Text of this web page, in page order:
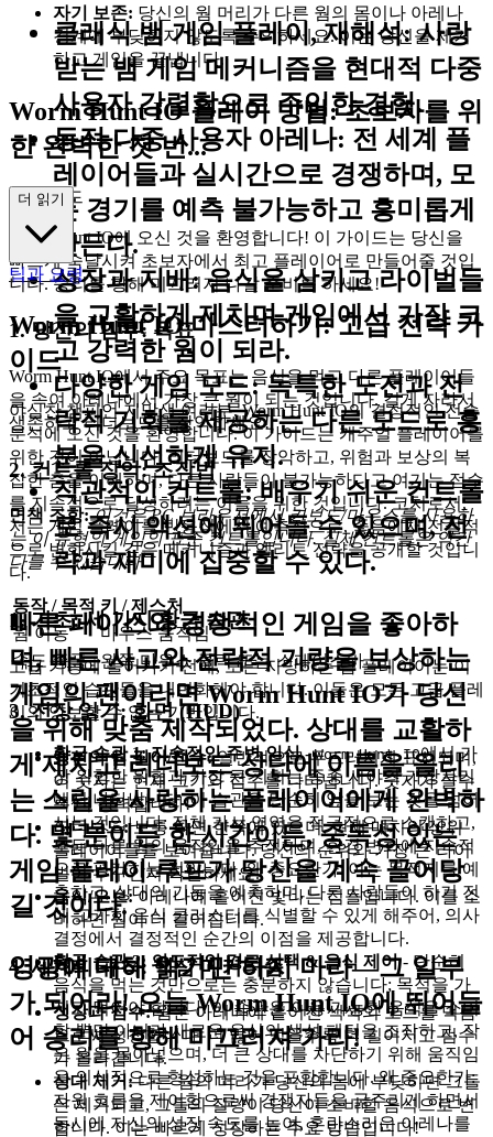
클래식 뱀 게임 플레이, 재해석: 사랑
받는 뱀 게임 메커니즘을 현대적 다중
사용자 강렬함으로 주입한 경험.
동적 다중 사용자 아레나: 전 세계 플
레이어들과 실시간으로 경쟁하며, 모
든 경기를 예측 불가능하고 흥미롭게
만든다.
성장과 지배: 음식을 삼키고 라이벌들
을 교활하게 제치며 게임에서 가장 크
고 강력한 웜이 되라.
다양한 게임 모드: 독특한 도전과 전
략적 기회를 제공하는 다른 모드로 흥
분을 신선하게 유지.
직관적인 컨트롤: 배우기 쉬운 컨트롤
로 즉시 액션에 뛰어들 수 있으며, 전
략과 재미에 집중할 수 있다.
빠른 페이스와 경쟁적인 게임을 좋아하
며, 빠른 사고와 전략적 기량을 보상하는
게임의 팬이라면 Worm Hunt IO가 당신
을 위해 맞춤 제작되었다. 상대를 교활하
게 제치고 리더보드 상단에 이름을 올리
는 스릴을 사랑하는 플레이어에게 완벽하
다. 몇 분이든 한 시간이든, 중독성 있는
게임 플레이 루프가 당신을 계속 끌어당
길 것이다.
영광에 대해 읽기만 하지 마라—그 일부
가 되어라! 오늘 Worm Hunt IO에 뛰어들
어 승리를 향해 미끄러져 가라!
자기 보존: 당신의 웜 머리가 다른 웜의 몸이나 아레나
경계에 부딪히지 않도록 주의하세요. 이는 당신을 제거
하고 게임을 끝냅니다.
Worm Hunt IO 플레이 방법: 초보자를 위
한 완벽한 첫 번...
째 가이드
Worm Hunt IO에 오신 것을 환영합니다! 이 가이드는 당신을
빠르게 숙달시켜 초보자에서 최고 플레이어로 만들어줄 것입
니다. 승리를 향해 미끄러져 나갈 준비를 하세요!
1. 당신의 임무: 목표
Worm Hunt IO에서 주요 목표는 음식을 먹고 다른 플레이어들
을 속여 아레나에서 가장 큰 웜이 되는 것입니다. 길게 자라서
생존하고 리더보드를 장악하세요!
2. 컨트롤 장악: 조작법
면책 조항: 이것은 PC 브라우저에서 키보드/마우스를 사용하
는 이 유형의 게임의 표준 컨트롤입니다. 실제 컨트롤은 약간
다를 수 있습니다.
동작 / 목적 키 / 제스처
웜 이동
마우스 움직임
속도 증폭
왼쪽 마우스 클릭 또는 스페이스바
3. 전장 읽기: 화면 (HUD)
당신의 웜 길이/점수:일반적으로 두드러지게 표시되며,
이 숫자는 현재 크기와 점수를 나타냅니다. 숫자가 클수
록 더 강력합니다!
리더보드:보통 화면 한쪽에 있으며, 현재 매치의 상위
플레이어들을 보여줍니다. 당신의 순위와 가장 큰 라이
벌이 누구인지 확인하세요.
음식/오브:아레나에 흩어진 빛나는 점들입니다. 이를 소
비하면 웜이 더 길어집니다.
4. 세계의 규칙: 핵심 메커니즘
성장과 점수:웜은 아레나에 흩어진 색색의 오브를 먹음
으로써 성장합니다. 더 많이 먹을수록 더 길어지고 점수
가 올라갑니다.
상대 제거:다른 웜의 머리가 당신의 몸에 부딪히면 그들
은 제거되고, 그들의 질량이 당신이 소비할 음식으로 변
합니다. 이는 빠르게 성장하는 주요 방법입니다!
더 읽기
팁과 요령
Worm Hunt IO 마스터하기: 고급 전략 가
이드
야심찬 챔피언 지망생 여러분, Worm Hunt IO의 결정적인 전술
분석에 오신 것을 환영합니다. 이 가이드는 캐주얼 플레이어를
위한 것이 아닙니다; 리더보드를 장악하고, 위험과 보상의 복
잡한 춤을 이해하며, 다른 사람들이 불가능하다고 여기는 점수
를 지속적으로 달성하려는 이들을 위한 것입니다. 코치로서,
저는 게임 플레이를 반응적에서 예측적으로, 좋음에서 전설적
으로 변화시킬 깊은 메커니즘과 엘리트 전략을 공개할 것입니
다.
1. 기초: 세 가지 황금 습관
고급 기동에 들어가기 전에, 모든 지망하는 탑 플레이어는 이
기초적인 습관들을 내면화해야 합니다. 이들은 모든 고급 플레
이의 양보할 수 없는 기반입니다.
황금 습관 1: 지속적인 주변 인식-Worm Hunt IO에서 가
장 위험한 위협과 가장 큰 기회는 종종 시야의 가장자리
에서 나타납니다. 이 습관은 단순히 앞을 보는 것을 넘어
서는 것입니다; 전체 가시 영역을 적극적으로 스캔하고,
모든 다른 웜의 움직임을 추적하며, 환경 변화에 지속적
으로 평가하는 것입니다. 왜 중요한가: 이는 목적지를 예
측하고, 상대의 기동을 예측하며, 다른 사람들이 하기 전
에 고가치 음식 클러스터를 식별할 수 있게 해주어, 의사
결정에서 결정적인 순간의 이점을 제공합니다.
황금 습관 2: 의도적인 경로 선택 & 음식 제어- 단순히
음식을 먹는 것만으로는 충분하지 않습니다; 목적을 가
지고 먹어야 합니다. 이 습관은 이용 가능한 음식을 소비
할 뿐만 아니라 새로운 음식의 생성 패턴을 조작하고, 작
은 웜을 몰아넣으며, 더 큰 상대를 차단하기 위해 움직임
을 의식적으로 형성하는 것을 포함합니다. 왜 중요한가:
자원 흐름을 제어함으로써 경쟁자들을 굶주리게 하면서
동시에 자신의 성장 속도를 높여, 혼란스러운 아레나를